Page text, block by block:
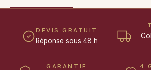
DEVIS GRATUIT
Réponse sous 48 h
GARANTIE 4